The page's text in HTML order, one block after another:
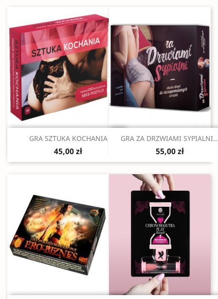
Szybki podgląd
GRA SZTUKA KOCHANIA
45,00 zł
 Szybki podgląd
GRA ZA DRZWIAMI
55,00 zł